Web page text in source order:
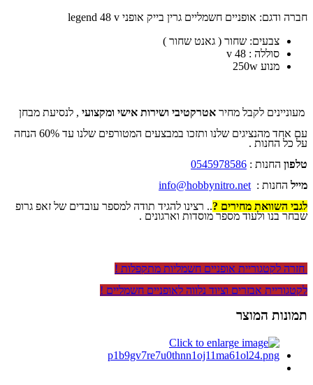
חברה ודגם: אופניים חשמליים גרין בייק אופני legend 48 v
צבעים: שחור ( גאנט שחור )
סוללה : 48 v
מנוע 250w
מעוניינים לקבל מחיר אטרקטיבי ושירות אישי ומקצועי , לנסיעת מבחן
עם אחד מהנציגים שלנו ותזכו במבצעים המטורפים שלנו עד 60% הנחה
על כל החנות .
טלפון החנות : 0545978586
מייל החנות : info@hobbynitro.net
לגבי השוואת מחירים ?.. רצינו להגיד תודה למספר עובדים של זאפ גרופ
שבחר בנו ולעוד מספר מוסדות וארגונים .
חזרה לקטגוריית אופניים חשמליות מתקפלות !
לקטגוריית אבזרים וציוד נלווה לאופניים חשמליים !
תמונות המוצר